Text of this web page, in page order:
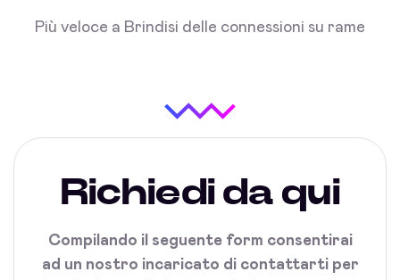
Più veloce a Brindisi delle connessioni su rame
Richiedi da qui
Compilando il seguente form consentirai
ad un nostro incaricato di contattarti per